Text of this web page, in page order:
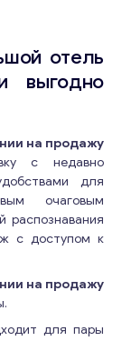
отель
выгодно
на продажу
с недавно
для
очаговым
распознавания
с доступом к
на продажу
для пары